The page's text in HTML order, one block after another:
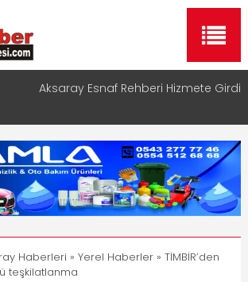
Aksaray Esnaf Rehberi Hizmete Girdi
Yayın Hayatına Başladı | Hızlı ve
Akıllı Haber Platformu
Taşımacılıkta Dijital Devrim: Rota Sepetim
OSB Bölge Müdürü Makam Koltuğunu
Çocuklara Bıraktı
Esnaf Rehberi ile Google ve Yapay Zeka
Aramalarında Öne Çıkın
Haberleri » Yerel Haberler» TİMBİR’den
teşkilatlanma